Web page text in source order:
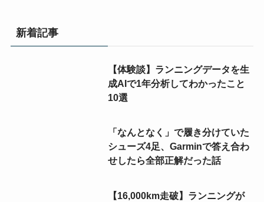
新着記事
【体験談】ランニングデータを生
成AIで1年分析してわかったこと
10選
「なんとなく」で履き分けていた
シューズ4足、Garminで答え合わ
せしたら全部正解だった話
【16,000km走破】ランニングが